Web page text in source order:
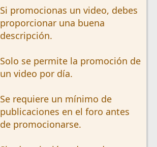
Si promocionas un video, debes
proporcionar una buena
descripción.
Solo se permite la promoción de
un video por día.
Se requiere un mínimo de
publicaciones en el foro antes
de promocionarse.